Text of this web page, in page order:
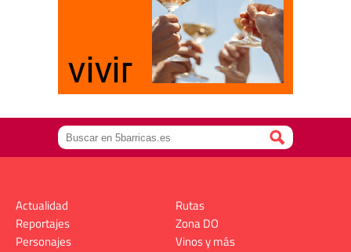
Actualidad
Reportajes
Personajes
Rutas
Zona DO
Vinos y más